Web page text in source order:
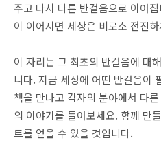
주고 다시 다른 반걸음으로 이어
이 이어지면 세상은 비로소 전진
이 자리는 그 최초의 반걸음에 대
니다. 지금 세상에 어떤 반걸음이
책을 만나고 각자의 분야에서 다
의 이야기를 들어보세요. 함께 만
트를 얻을 수 있을 것입니다.